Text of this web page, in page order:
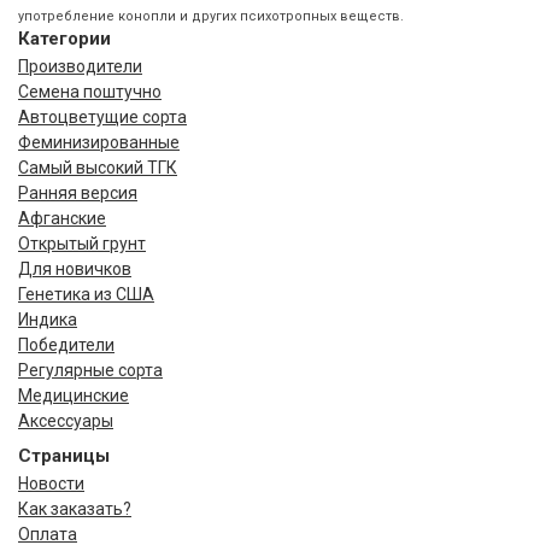
употребление конопли и других психотропных веществ.
Категории
Производители
Семена поштучно
Автоцветущие сорта
Феминизированные
Самый высокий ТГК
Ранняя версия
Афганские
Открытый грунт
Для новичков
Генетика из США
Индика
Победители
Регулярные сорта
Медицинские
Аксессуары
Страницы
Новости
Как заказать?
Оплата